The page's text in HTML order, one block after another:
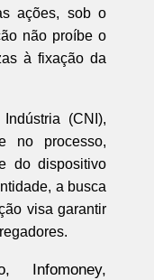
ações, sob o
não proíbe o
à fixação da
(CNI),
no processo,
do dispositivo
a busca
visa garantir
Infomoney,